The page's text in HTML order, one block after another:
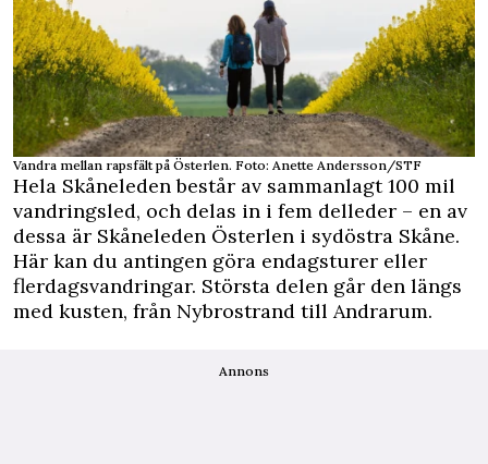
Vandra mellan rapsfält på Österlen. Foto: Anette Andersson/STF
Hela Skåneleden består av sammanlagt 100 mil
vandringsled, och delas in i fem delleder – en av
dessa är Skåneleden Österlen i sydöstra Skåne.
Här kan du antingen göra endagsturer eller
flerdagsvandringar. Största delen går den längs
med kusten, från Nybrostrand till Andrarum.
Annons